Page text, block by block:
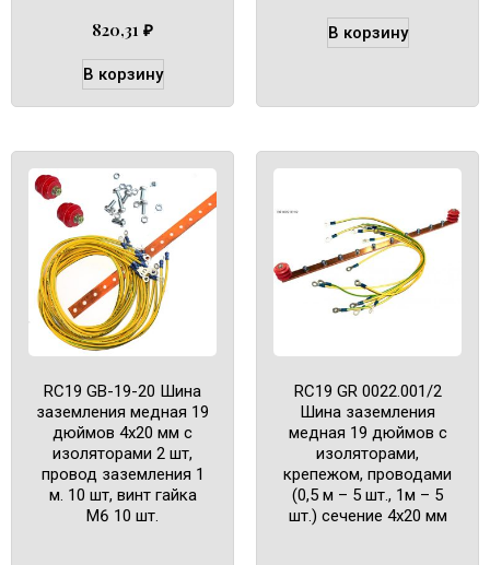
820,31 ₽
В корзину
В корзину
RC19 GB-19-20 Шина
заземления медная 19
дюймов 4х20 мм c
изоляторами 2 шт,
провод заземления 1
м. 10 шт, винт гайка
М6 10 шт.
RC19 GR 0022.001/2
Шина заземления
медная 19 дюймов c
изоляторами,
крепежом, проводами
(0,5 м – 5 шт., 1м – 5
шт.) сечение 4х20 мм